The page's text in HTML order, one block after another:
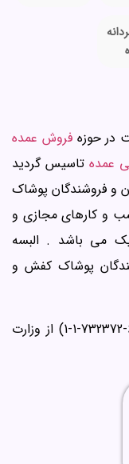
فروش عمده
عمدهتاسیس گردید
و فروشندگان پوشاک
و کارهای مجازی و
می باشد . البسه
پوشاک کفش و
دارای کد شامد (6-0-63-732372-1-1) از وزارت